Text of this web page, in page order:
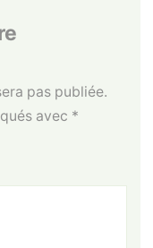
pas publiée.
avec *